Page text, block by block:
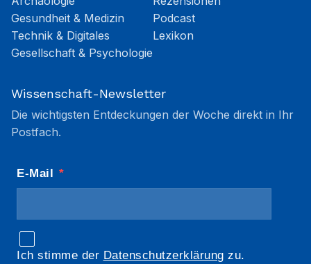
Gesundheit & Medizin
Technik & Digitales
Gesellschaft & Psychologie
Podcast
Lexikon
Wissenschaft-Newsletter
Die wichtigsten Entdeckungen der Woche direkt in Ihr
Postfach.